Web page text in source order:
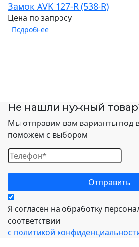
Замок AVK 127-R (538-R)
Цена по запросу
Подробнее
Не нашли нужный
Мы отправим вам варианты под
поможем с выбором
Я согласен на обработку
соответствии
с политикой